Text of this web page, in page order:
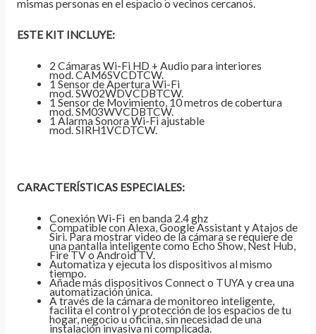
mismas personas en el espacio o vecinos cercanos.
ESTE KIT INCLUYE:
2 Cámaras Wi-Fi HD + Audio para interiores
mod.CAM6SVCDTCW.
1 Sensor de Apertura Wi-Fi
mod.SW02WDVCDBTCW.
1 Sensor de Movimiento, 10 metros de cobertura
mod.SM03WVCDBTCW.
1 Alarma Sonora Wi-Fi ajustable
mod.SIRH1VCDTCW.
CARACTERÍSTICAS ESPECIALES:
Conexión Wi-Fi en banda 2.4 ghz
Compatible con Alexa, Google Assistant y Atajos de
Siri. Para mostrar video de la cámara se requiere de
una pantalla inteligente como Echo Show, Nest Hub,
Fire TV o Android TV.
Automatiza y ejecuta los dispositivos al mismo
tiempo.
Añade más dispositivos Connect o TUYA y crea una
automatización única.
A través de la cámara de monitoreo inteligente,
facilita el control y protección de los espacios de tu
hogar, negocio u oficina, sin necesidad de una
instalación invasiva ni complicada.